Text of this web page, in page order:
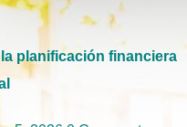
planificación financiera